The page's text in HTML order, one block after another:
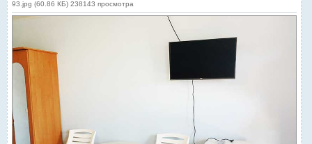
93.jpg (60.86 КБ) 238143 просмотра